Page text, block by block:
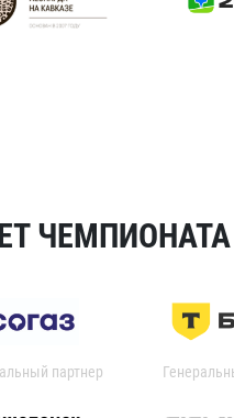
ЧЕМПИОНАТА
партнер